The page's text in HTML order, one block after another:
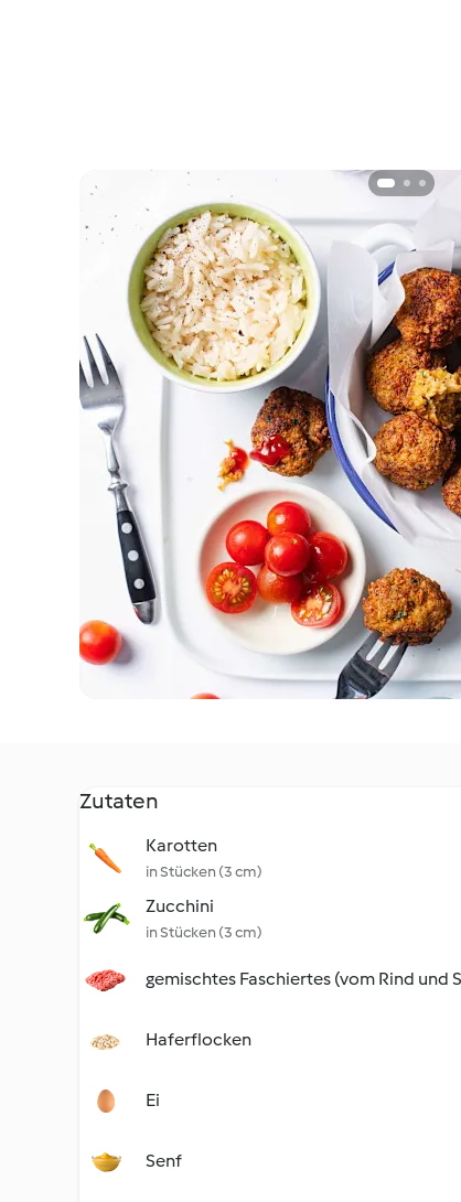
Zutaten
Karotten
in Stücken (3 cm)
Zucchini
in Stücken (3 cm)
gemischtes Faschiertes (vom Rind und
Haferflocken
Ei
Senf